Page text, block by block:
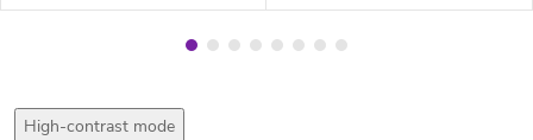
High-contrast mode